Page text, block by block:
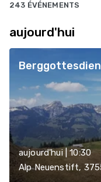
243 ÉVÉNEMENTS
aujourd'hui
aujourd'hui | 10:30
Alp Neuenstift,